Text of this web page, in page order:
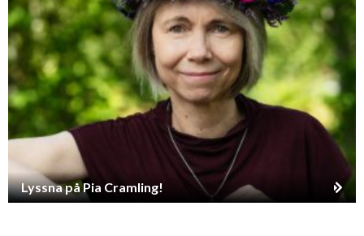
Lyssna på Pia Cramling!